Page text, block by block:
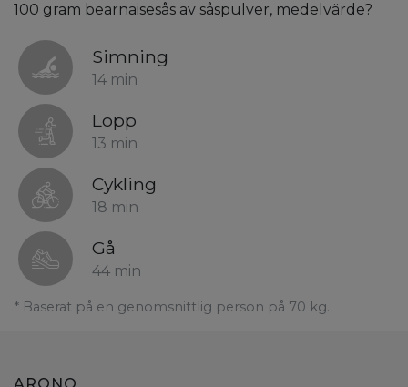
100 gram bearnaisesås av såspulver, medelvärde?
Simning
14 min
Lopp
13 min
Cykling
18 min
Gå
44 min
* Baserat på en genomsnittlig person på 70 kg.